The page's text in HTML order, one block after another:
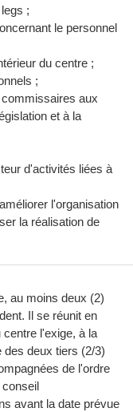
;
le personnel
du centre ;
;
aux
et à la
d'activités liées à
l'organisation
la réalisation de
au moins deux (2)
Il se réunit en
l'exige, à la
des deux tiers (2/3)
de l'ordre
avant la date prévue